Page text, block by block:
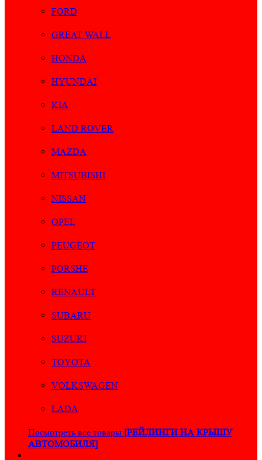
FORD
GREAT WALL
HONDA
HYUNDAI
KIA
LAND ROVER
MAZDA
MITSUBISHI
NISSAN
OPEL
PEUGEOT
PORSHE
RENAULT
SUBARU
SUZUKI
TOYOTA
VOLKSWAGEN
LADA
Посмотреть все товары [РЕЙЛИНГИ НА КРЫШУ
АВТОМОБИЛЯ]